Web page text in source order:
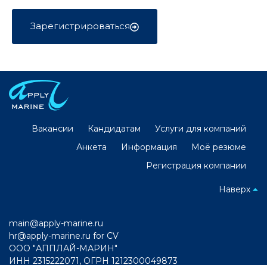
Зарегистрироваться
Вакансии Кандидатам
Услуги для компаний
Анкета
Информация
Моё резюме
Регистрация компании
Наверх
main@apply-marine.ru
hr@apply-marine.ru for CV
ООО "АППЛАЙ-МАРИН"
ИНН 2315222071, ОГРН 1212300049873